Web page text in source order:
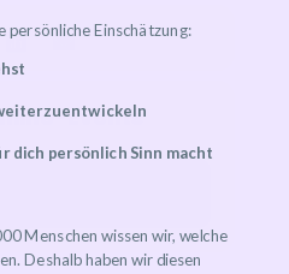
Events
persönliche Einschätzung:
dich persönlich Sinn macht
Menschen wissen wir, welche
Deshalb haben wir diesen